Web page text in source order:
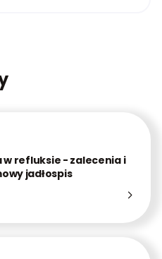
w refluksie - zalecenia i
jadłospis